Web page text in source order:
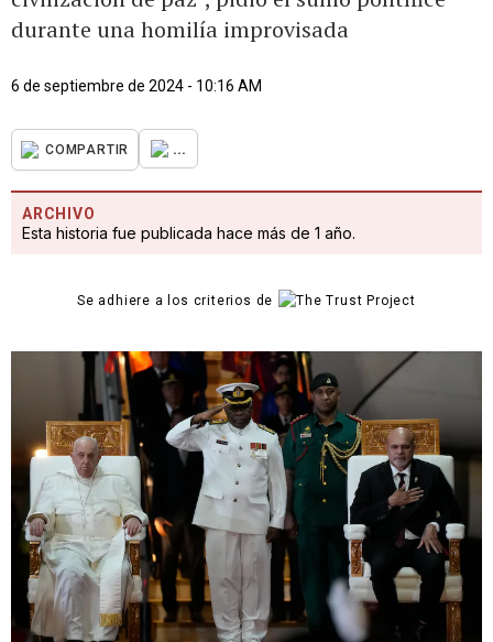
durante una homilía improvisada
6 de septiembre de 2024 - 10:16 AM
COMPARTIR ...
ARCHIVO
Esta historia fue publicada hace más de 1 año.
Se adhiere a los criterios de